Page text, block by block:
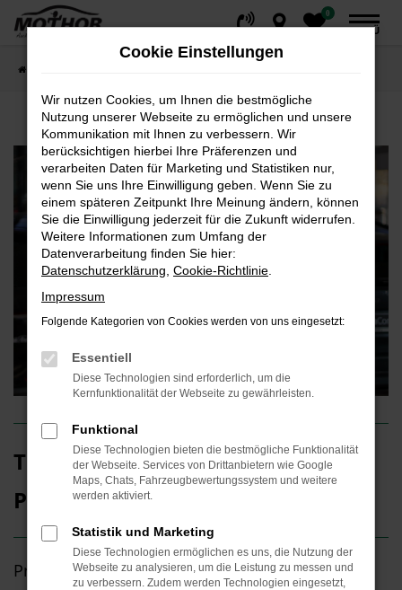
Zum
0
MENÜ
Top Neuwagen-Angebote für
Privatkunden
Privatleasing und Finanzierung bei MOTHOR
Cookie Einstellungen
Wir nutzen Cookies, um Ihnen die bestmögliche
Nutzung unserer Webseite zu ermöglichen und unsere
Kommunikation mit Ihnen zu verbessern. Wir
berücksichtigen hierbei Ihre Präferenzen und
verarbeiten Daten für Marketing und Statistiken nur,
wenn Sie uns Ihre Einwilligung geben. Wenn Sie zu
einem späteren Zeitpunkt Ihre Meinung ändern, können
Sie die Einwilligung jederzeit für die Zukunft widerrufen.
Weitere Informationen zum Umfang der
Datenverarbeitung finden Sie hier:
Datenschutzerklärung Cookie-Richtlinie
Impressum
Folgende Kategorien von Cookies werden von uns eingesetzt:
Essentiell
Diese Technologien sind erforderlich, um die
Kernfunktionalität der Webseite zu gewährleisten.
Funktional
Diese Technologien bieten die bestmögliche Funktionalität
der Webseite. Services von Drittanbietern wie Google
Maps, Chats, Fahrzeugbewertungssystem und weitere
werden aktiviert.
Statistik und Marketing
Diese Technologien ermöglichen es uns, die Nutzung der
Webseite zu analysieren, um die Leistung zu messen und
zu verbessern. Zudem werden Technologien eingesetzt,